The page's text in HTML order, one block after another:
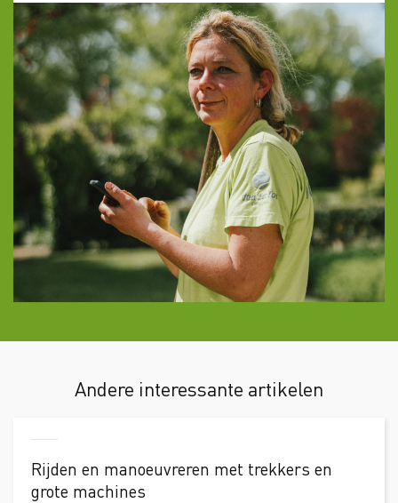
Andere interessante artikelen
Rijden en manoeuvreren met trekkers en
grote machines